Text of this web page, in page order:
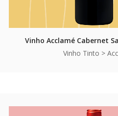
Vinho Acclamé Cabernet
Vinho Tinto >